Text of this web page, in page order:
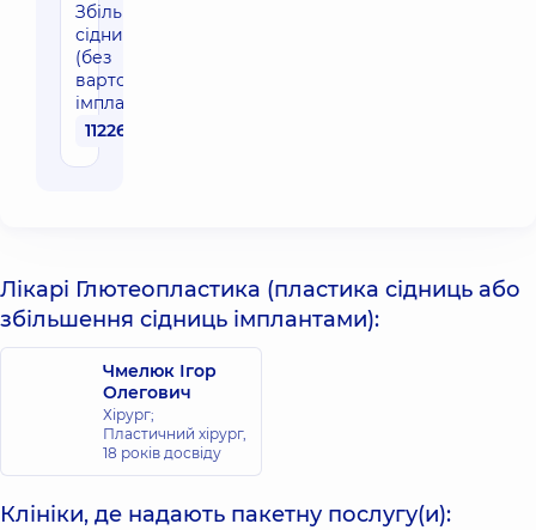
Збільшення
сідниць
(без
вартості
імплантів)
112260 грн
Лікарі Глютеопластика (пластика сідниць або
збільшення сідниць імплантами):
Чмелюк Ігор
Олегович
Хірург;
Пластичний хірург,
18 років досвіду
Клініки, де надають пакетну послугу(и):